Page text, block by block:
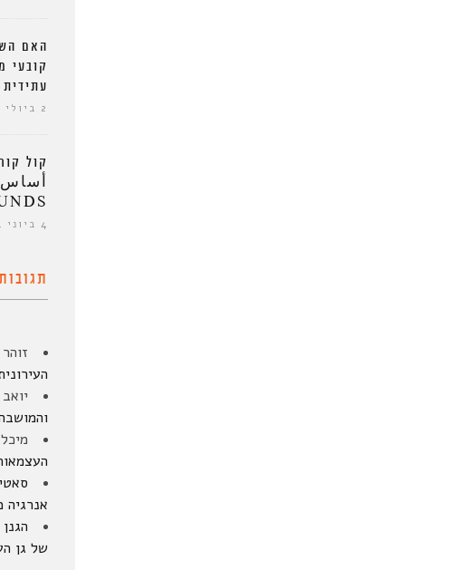
האם
קובעי
עתידית
2 ביולי 2024
קול
4 ביוני 2024
של גן